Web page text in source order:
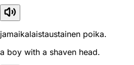
jamaikalaistaustainen poika.
a boy with a shaven head.